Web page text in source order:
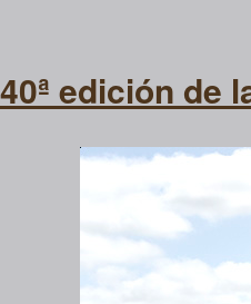
40ª edición de